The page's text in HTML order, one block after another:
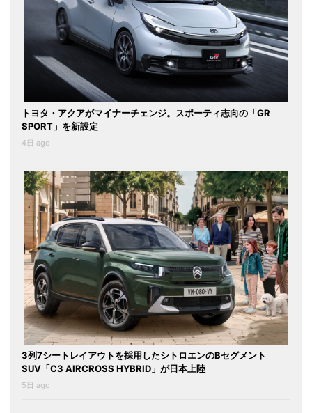
トヨタ・アクアがマイナーチェンジ。スポーティ志向の「GR
SPORT」を新設定
4日 ago
3列7シートレイアウトを採用したシトロエンのBセグメント
SUV「C3 AIRCROSS HYBRID」が日本上陸
5日 ago